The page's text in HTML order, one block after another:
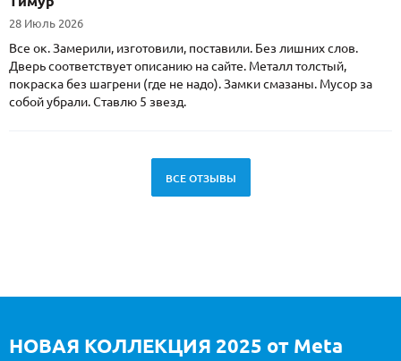
28 Июль 2026
Все ок. Замерили, изготовили, поставили. Без лишних слов.
Дверь соответствует описанию на сайте. Металл толстый,
покраска без шагрени (где не надо). Замки смазаны. Мусор за
собой убрали. Ставлю 5 звезд.
ВСЕ ОТЗЫВЫ
НОВАЯ КОЛЛЕКЦИЯ 2025 от Meta